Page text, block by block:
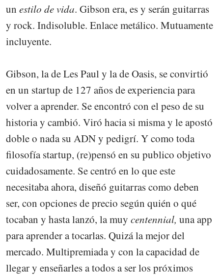
un estilo de vida. Gibson era, es y serán guitarras
y rock. Indisoluble. Enlace metálico. Mutuamente
incluyente.
Gibson, la de Les Paul y la de Oasis, se convirtió
en un startup de 127 años de experiencia para
volver a aprender. Se encontró con el peso de su
historia y cambió. Viró hacia si misma y le apostó
doble o nada su ADN y pedigrí. Y como toda
filosofía startup, (re)pensó en su publico objetivo
cuidadosamente. Se centró en lo que este
necesitaba ahora, diseñó guitarras como deben
ser, con opciones de precio según quién o qué
tocaban y hasta lanzó, la muy centennial, una app
para aprender a tocarlas. Quizá la mejor del
mercado. Multipremiada y con la capacidad de
llegar y enseñarles a todos a ser los próximos